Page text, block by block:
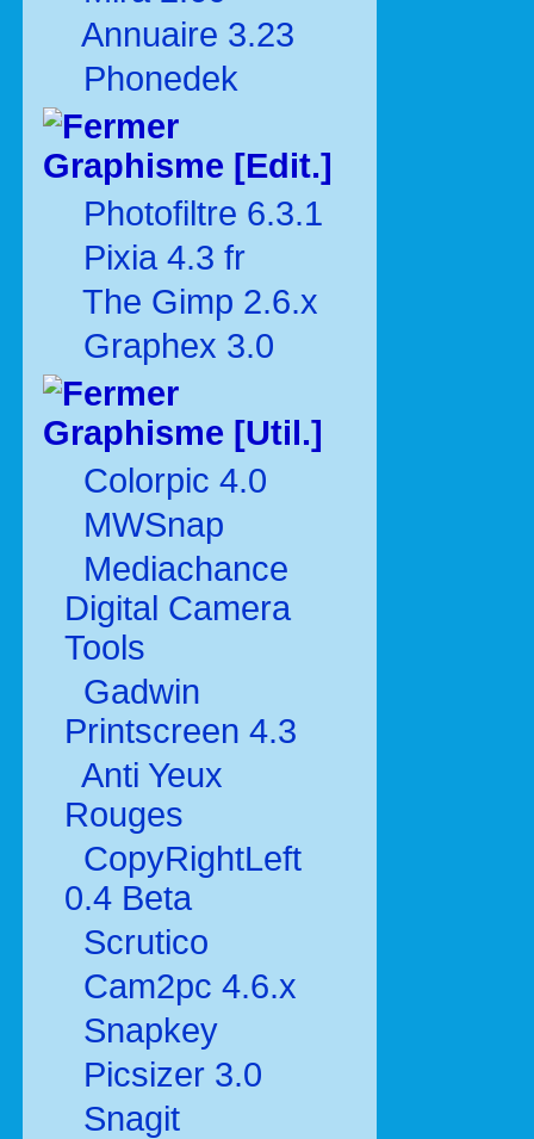
Annuaire 3.23
Phonedek
Graphisme [Edit.]
Photofiltre 6.3.1
Pixia 4.3 fr
The Gimp 2.6.x
Graphex 3.0
Graphisme [Util.]
Colorpic 4.0
MWSnap
Mediachance
Digital Camera
Tools
Gadwin
Printscreen 4.3
Anti Yeux
Rouges
CopyRightLeft
0.4 Beta
Scrutico
Cam2pc 4.6.x
Snapkey
Picsizer 3.0
Snagit